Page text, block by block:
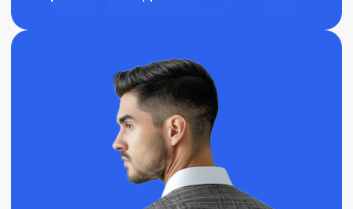
Базовые знания трейдинга
Участникам нужно иметь начальное
понимание рынка и основных принципов
работы трейдера, чтобы легче воспринимать
более сложные концепции.
Понимание свечного анализа позволит вам
лучше интерпретировать графики
и использовать их в своем анализе.
Готовность к практике
Курс включает примеры и практические
задания, поэтому важно быть готовым
применять полученные знания в реальных